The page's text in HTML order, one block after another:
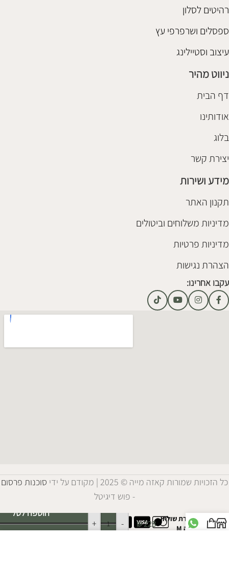
רהיטים לסלון
ספסלים ושרפרפי עץ
עיצוב וסטיילינג
ניווט מהיר
דף הבית
אודותינו
בלוג
יצירת קשר
מידע ושירות
תקנון האתר
מדיניות משלוחים וביטולים
מדיניות פרטיות
הצהרת נגישות
עקבו אחרינו:
כל הזכויות שמורות קאזה מייה © 2025 | מקודם על ידי
סוכנות פרסום
- פוש דיגיטל
מנורת שולחן
יוטה M
₪228
-
+
הוספה לסל
לקנות עכשיו